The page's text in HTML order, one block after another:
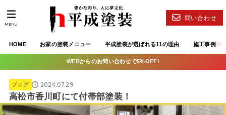
HOME お家の塗装メニュー 平成塗装が選ばれる11の理由 施工事例
問い合わせ
MENU
WEBからのお問い合わせで5%OFF!
ブログ 2024.07.29
高松市香川町にて付帯部塗装！